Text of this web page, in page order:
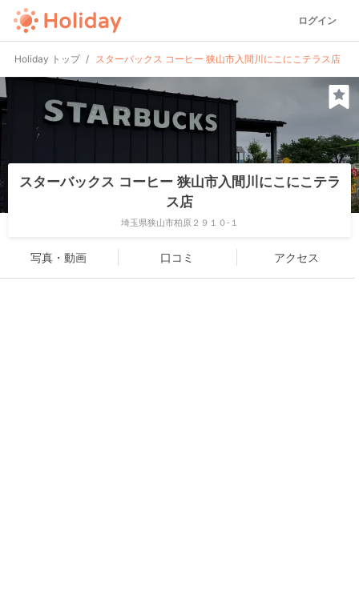
ログイン
Holiday トップ スターバックス コーヒー 狭山市入間川にこにこテラス店
スターバックス コーヒー 狭山市入間川にこにこテラ
ス店
埼玉県狭山市柏原２９１０-１
写真・動画 口コミ アクセス